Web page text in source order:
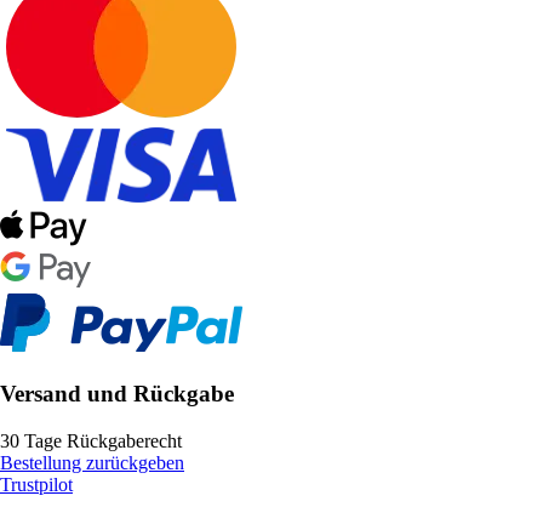
Versand und Rückgabe
30 Tage Rückgaberecht
Bestellung zurückgeben
Trustpilot